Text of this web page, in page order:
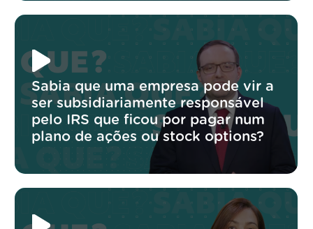
Sabia que uma empresa pode vir a
ser subsidiariamente responsável
pelo IRS que ficou por pagar num
plano de ações ou stock options?